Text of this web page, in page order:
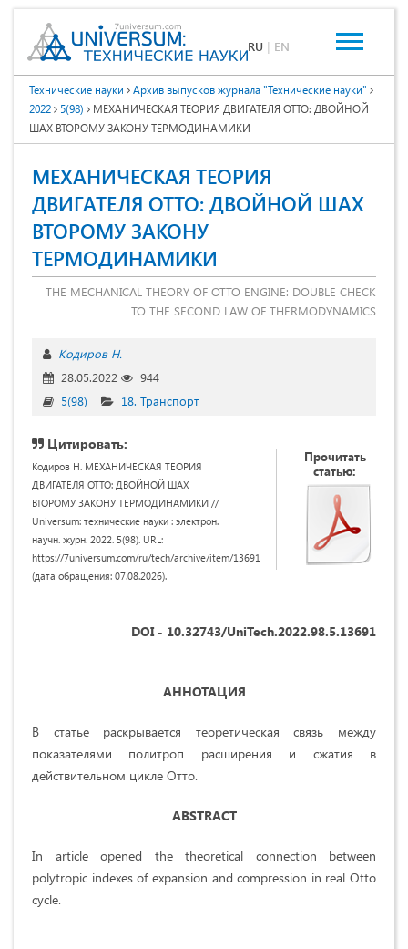
RU | EN
Технические науки
Архив выпусков журнала "Технические науки"
2022
5(98)
МЕХАНИЧЕСКАЯ ТЕОРИЯ ДВИГАТЕЛЯ ОТТО: ДВОЙНОЙ
ШАХ ВТОРОМУ ЗАКОНУ ТЕРМОДИНАМИКИ
МЕХАНИЧЕСКАЯ ТЕОРИЯ
ДВИГАТЕЛЯ ОТТО: ДВОЙНОЙ ШАХ
ВТОРОМУ ЗАКОНУ
ТЕРМОДИНАМИКИ
THE MECHANICAL THEORY OF OTTO ENGINE: DOUBLE CHECK
TO THE SECOND LAW OF THERMODYNAMICS
Кодиров Н.
28.05.2022
944
5(98)
18. Транспорт
Цитировать:
Кодиров Н. МЕХАНИЧЕСКАЯ ТЕОРИЯ
ДВИГАТЕЛЯ ОТТО: ДВОЙНОЙ ШАХ
ВТОРОМУ ЗАКОНУ ТЕРМОДИНАМИКИ //
Universum: технические науки : электрон.
научн. журн. 2022. 5(98). URL:
https://7universum.com/ru/tech/archive/item/13691
(дата обращения: 07.08.2026).
Прочитать
статью:
DOI - 10.32743/UniTech.2022.98.5.13691
АННОТАЦИЯ
В статье раскрывается теоретическая связь между
показателями политроп расширения и сжатия в
действительном цикле Отто.
ABSTRACT
In article opened the theoretical connection between
polytropic indexes of expansion and compression in real Otto
cycle.